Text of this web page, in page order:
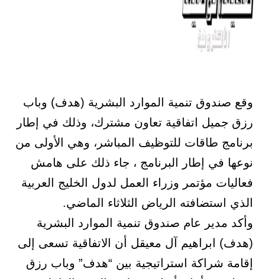
وقع صندوق تنمية الموارد البشرية (هدف) وباب
رزق جميل اتفاقية تعاون مشترك، وذلك في إطار
برنامج طاقات للتوظيف المباشر، وهي الأولى من
نوعها في إطار البرنامج ، جاء ذلك على هامش
فعاليات مؤتمر وزراء العمل لدول الخليج العربية
الذي استضافته الرياض الثلاثاء الماضي.
وأكد مدير عام صندوق تنمية الموارد البشرية
(هدف) ابراهيم آل معيقل أن الاتفاقية تسعى إلى
إقامة شراكة استراتيجية بين “هدف” وباب رزق